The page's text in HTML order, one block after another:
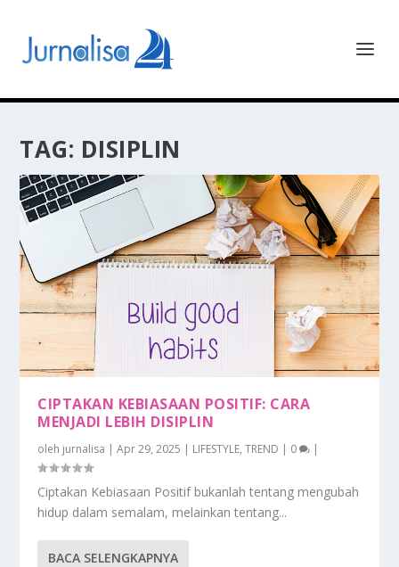
TAG: DISIPLIN
CIPTAKAN KEBIASAAN POSITIF: CARA
MENJADI LEBIH DISIPLIN
oleh jurnalisa |Apr 29, 2025 | LIFESTYLE,TREND | 0 |
Ciptakan Kebiasaan Positif bukanlah tentang mengubah
hidup dalam semalam, melainkan tentang...
BACA SELENGKAPNYA